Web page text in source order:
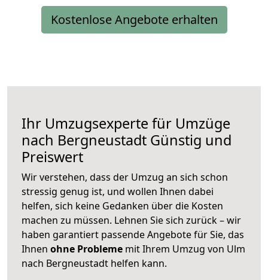
Kostenlose Angebote erhalten
Ihr Umzugsexperte für Umzüge
nach Bergneustadt Günstig und
Preiswert
Wir verstehen, dass der Umzug an sich schon
stressig genug ist, und wollen Ihnen dabei
helfen, sich keine Gedanken über die Kosten
machen zu müssen. Lehnen Sie sich zurück – wir
haben garantiert passende Angebote für Sie, das
Ihnen ohne Probleme mit Ihrem Umzug von Ulm
nach Bergneustadt helfen kann.